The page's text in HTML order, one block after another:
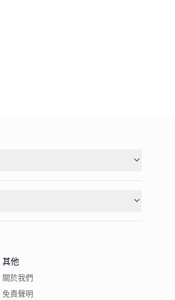
其他
關於我們
免責聲明